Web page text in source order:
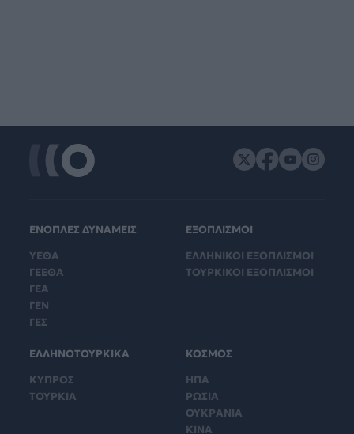
ΕΝΟΠΛΕΣ ΔΥΝΑΜΕΙΣ
ΥΕΘΑ
ΓΕΕΘΑ
ΓΕΑ
ΓΕΝ
ΓΕΣ
ΕΞΟΠΛΙΣΜΟΙ
ΕΛΛΗΝΙΚΟΙ ΕΞΟΠΛΙΣΜΟΙ
ΤΟΥΡΚΙΚΟΙ ΕΞΟΠΛΙΣΜΟΙ
ΕΛΛΗΝΟΤΟΥΡΚΙΚΑ
ΚΥΠΡΟΣ
ΤΟΥΡΚΙΑ
ΚΟΣΜΟΣ
ΗΠΑ
ΡΩΣΙΑ
ΟΥΚΡΑΝΙΑ
ΚΙΝΑ